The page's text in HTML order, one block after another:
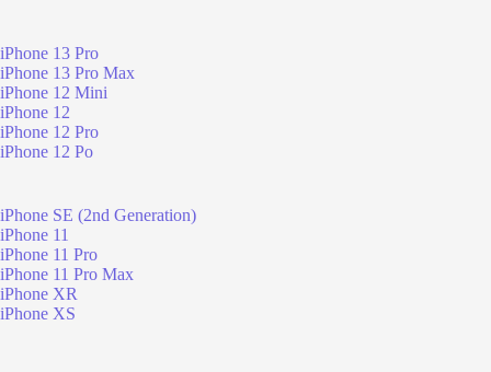
iPhone 13 Pro
iPhone 13 Pro Max
iPhone 12 Mini
iPhone 12
iPhone 12 Pro
iPhone 12 Po
iPhone SE (2nd Generation)
iPhone 11
iPhone 11 Pro
iPhone 11 Pro Max
iPhone XR
iPhone XS